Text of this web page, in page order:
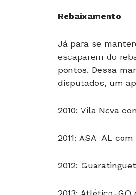
Rebaixamento
Já para se
escaparem do
pontos. Dessa
disputados, um
2010: Vila Nova
2011: ASA-AL
2012:
2013: Atlético-GO